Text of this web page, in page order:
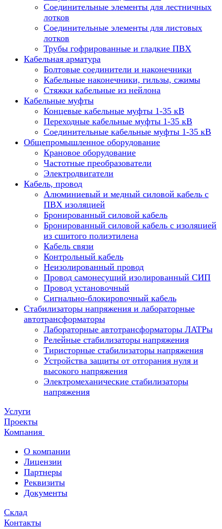
Соединительные элементы для лестничных
лотков
Соединительные элементы для листовых
лотков
Трубы гофрированные и гладкие ПВХ
Кабельная арматура
Болтовые соединители и наконечники
Кабельные наконечники, гильзы, сжимы
Стяжки кабельные из нейлона
Кабельные муфты
Концевые кабельные муфты 1-35 кВ
Переходные кабельные муфты 1-35 кВ
Соединительные кабельные муфты 1-35 кВ
Общепромышленное оборудование
Крановое оборудование
Частотные преобразователи
Электродвигатели
Кабель, провод
Алюминиевый и медный силовой кабель с
ПВХ изоляцией
Бронированный силовой кабель
Бронированный силовой кабель с изоляцией
из сшитого полиэтилена
Кабель связи
Контрольный кабель
Неизолированный провод
Провод самонесущий изолированный СИП
Провод установочный
Сигнально-блокировочный кабель
Стабилизаторы напряжения и лабораторные
автотрансформаторы
Лабораторные автотрансформаторы ЛАТРы
Релейные стабилизаторы напряжения
Тиристорные стабилизаторы напряжения
Устройства защиты от отгорания нуля и
высокого напряжения
Электромеханические стабилизаторы
напряжения
Услуги
Проекты
Компания
О компании
Лицензии
Партнеры
Реквизиты
Документы
Склад
Контакты